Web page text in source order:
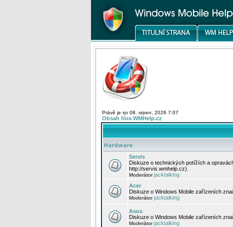
Právě je so 08. srpen, 2026 7:07
Obsah fóra WMHelp.cz
Hardware
Servis
Diskuze o technických potížích a
http://servis.wmhelp.cz).
Moderátorjacktalking
Acer
Diskuze o Windows Mobile zařízeních
Moderátorjacktalking
Asus
Diskuze o Windows Mobile zařízeních
Moderátorjacktalking